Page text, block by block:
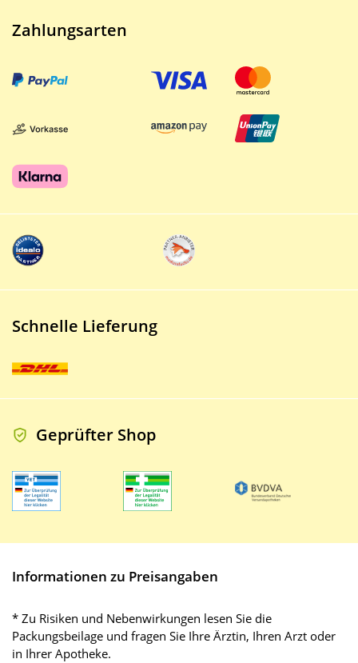
Zahlungsarten
Schnelle Lieferung
Geprüfter Shop
Informationen zu Preisangaben
* Zu Risiken und Nebenwirkungen lesen Sie die
Packungsbeilage und fragen Sie Ihre Ärztin, Ihren Arzt oder
in Ihrer Apotheke.